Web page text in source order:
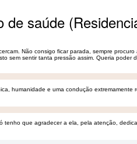
saúde
Não consigo ficar parada, sempre
sem sentir tanta pressão assim. Queria poder
humanidade e uma condução extremamente
que agradecer a ela, pela atenção,